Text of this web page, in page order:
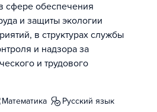
сфере обеспечения
и защиты экологии
в структурах службы
и надзора за
и трудового
математика
русский язык